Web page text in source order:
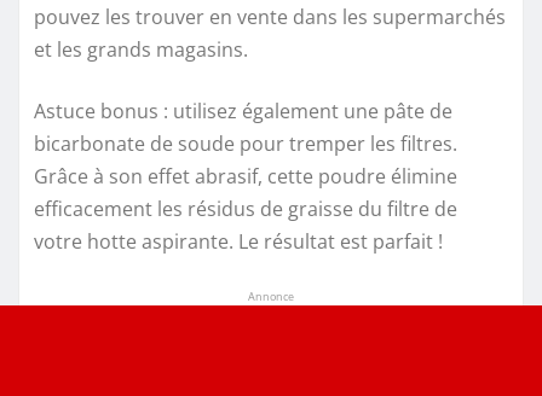
pouvez les trouver en vente dans les supermarchés
et les grands magasins.
Astuce bonus : utilisez également une pâte de
bicarbonate de soude pour tremper les filtres.
Grâce à son effet abrasif, cette poudre élimine
efficacement les résidus de graisse du filtre de
votre hotte aspirante. Le résultat est parfait !
Annonce